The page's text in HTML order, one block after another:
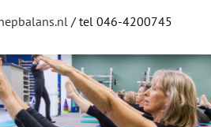
/ tel 046-4200745